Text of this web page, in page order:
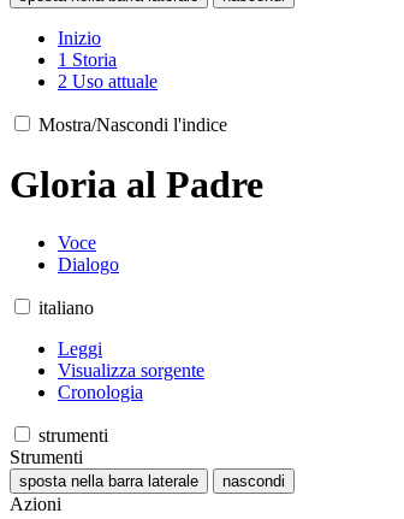
Inizio
1 Storia
2 Uso attuale
Mostra/Nascondi l'indice
Gloria al Padre
Voce
Dialogo
italiano
Leggi
Visualizza sorgente
Cronologia
strumenti
Strumenti
sposta nella barra laterale nascondi
Azioni